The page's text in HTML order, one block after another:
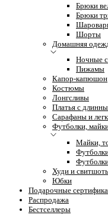
Брюки
Брюки
Шорты
Домашняя
Ночные
Пижамы
Капор-капюшон
Костюмы
Лонгсливы
Платья с
Сарафаны и
Футболки,
Майки,
Худи и
Юбки
Подарочные
Распродажа
Бестселлеры